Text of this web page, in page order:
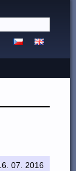
07. 2016